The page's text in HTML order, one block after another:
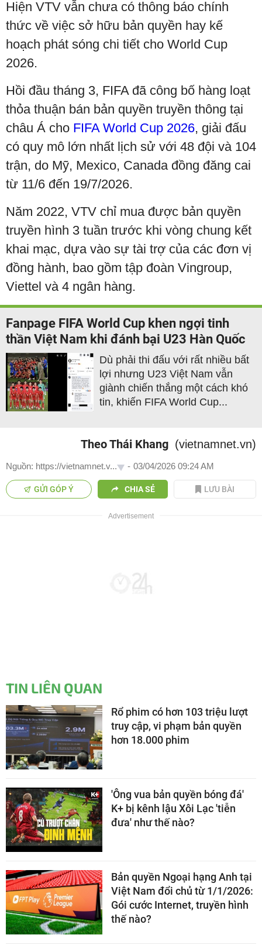
Hiện VTV vẫn chưa có thông báo chính
thức về việc sở hữu bản quyền hay kế
hoạch phát sóng chi tiết cho World Cup
2026.
Hồi đầu tháng 3, FIFA đã công bố hàng loạt
thỏa thuận bán bản quyền truyền thông tại
châu Á cho FIFA World Cup 2026, giải đấu
có quy mô lớn nhất lịch sử với 48 đội và 104
trận, do Mỹ, Mexico, Canada đồng đăng cai
từ 11/6 đến 19/7/2026.
Năm 2022, VTV chỉ mua được bản quyền
truyền hình 3 tuần trước khi vòng chung kết
khai mạc, dựa vào sự tài trợ của các đơn vị
đồng hành, bao gồm tập đoàn Vingroup,
Viettel và 4 ngân hàng.
Fanpage FIFA World Cup khen ngợi tinh
thần Việt Nam khi đánh bại U23 Hàn Quốc
Dù phải thi đấu với rất nhiều bất
lợi nhưng U23 Việt Nam vẫn
giành chiến thắng một cách khó
tin, khiến FIFA World Cup...
Theo Thái Khang (vietnamnet.vn)
Nguồn: https://vietnamnet.v... - 03/04/2026 09:24 AM
GỬI GÓP Ý CHIA SẺ LƯU BÀI
TIN LIÊN QUAN
Rổ phim có hơn 103 triệu lượt
truy cập, vi phạm bản quyền
hơn 18.000 phim
'Ông vua bản quyền bóng đá'
K+ bị kênh lậu Xôi Lạc 'tiễn
đưa' như thế nào?
Bản quyền Ngoại hạng Anh tại
Việt Nam đổi chủ từ 1/1/2026:
Gói cước Internet, truyền hình
thế nào?